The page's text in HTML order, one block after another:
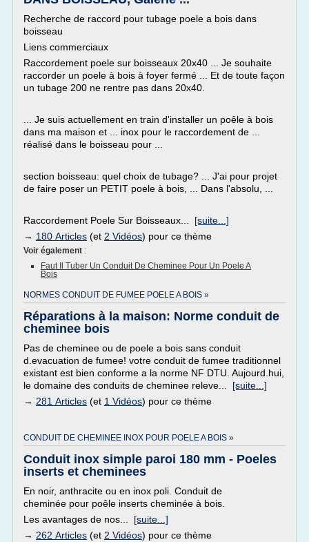
Recherche de raccord pour tubage poele a bois dans
boisseau
Liens commerciaux
Raccordement poele sur boisseaux 20x40 ... Je souhaite
raccorder un poele à bois à foyer fermé ... Et de toute façon
un tubage 200 ne rentre pas dans 20x40.
... Je suis actuellement en train d'installer un poêle à bois
dans ma maison et ... inox pour le raccordement de ...
réalisé dans le boisseau pour ...
section boisseau: quel choix de tubage? ... J'ai pour projet
de faire poser un PETIT poele à bois, ... Dans l'absolu, ...
Raccordement Poele Sur Boisseaux... [suite...]
→ 180 Articles (et 2 Vidéos) pour ce thème
Voir également :
Faut Il Tuber Un Conduit De Cheminee Pour Un Poele A
Bois
NORMES CONDUIT DE FUMEE POELE A BOIS »
Réparations à la maison: Norme conduit de
cheminee bois
Pas de cheminee ou de poele a bois sans conduit
d.evacuation de fumee! votre conduit de fumee traditionnel
existant est bien conforme a la norme NF DTU. Aujourd.hui,
le domaine des conduits de cheminee releve... [suite...]
→ 281 Articles (et 1 Vidéos) pour ce thème
CONDUIT DE CHEMINEE INOX POUR POELE A BOIS »
Conduit inox simple paroi 180 mm - Poeles
inserts et cheminees
En noir, anthracite ou en inox poli. Conduit de
cheminée pour poêle inserts cheminée à bois.
Les avantages de nos... [suite...]
→ 262 Articles (et 2 Vidéos) pour ce thème